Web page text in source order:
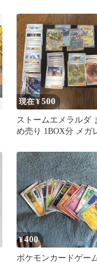
現在 ¥500
ストームエメラルダ
め売り 1BOX分 メガ
¥400
ポケモンカードゲー